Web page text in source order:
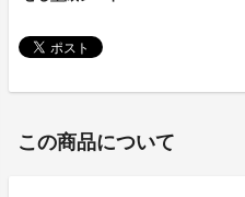
この商品について